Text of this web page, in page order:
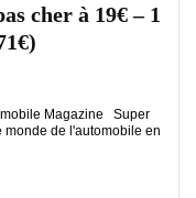
cher à 19€ – 1
Magazine Super
monde de l'automobile en